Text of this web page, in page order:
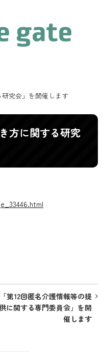
究会」を開催します
方に関する研究
「第12回匿名介護情報等の提
に関する専門委員会」を開
催します